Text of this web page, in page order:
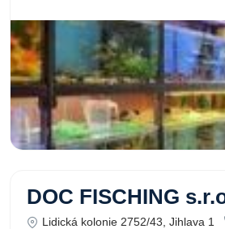
DOC FISCHING
Lidická kolonie 2752/43, Jihlava 1